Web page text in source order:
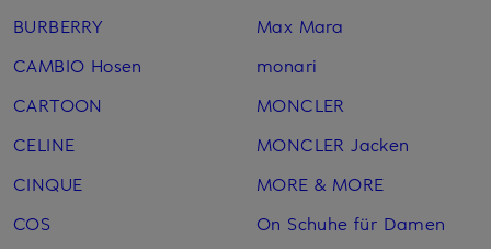
BURBERRY
CAMBIO Hosen
CARTOON
CELINE
CINQUE
COS
Max Mara
monari
MONCLER
MONCLER Jacken
MORE & MORE
On Schuhe für Damen